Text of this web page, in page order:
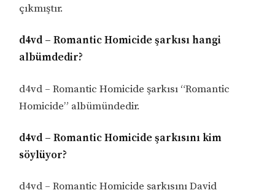
çıkmıştır.
d4vd – Romantic Homicide şarkısı hangi
albümdedir?
d4vd – Romantic Homicide şarkısı “Romantic
Homicide” albümündedir.
d4vd – Romantic Homicide şarkısını kim
söylüyor?
d4vd – Romantic Homicide şarkısını David